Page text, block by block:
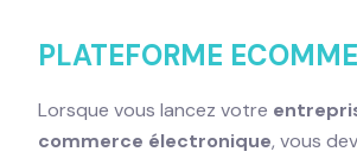
PLATEFORME
Lorsque vous lancez votre
commerce électronique, vous